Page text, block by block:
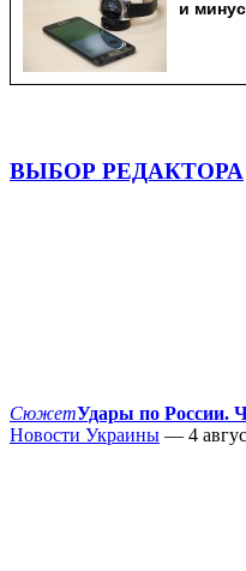
ВЫБОР РЕДАКТОРА
СюжетУдары по России.
Новости Украины — 4